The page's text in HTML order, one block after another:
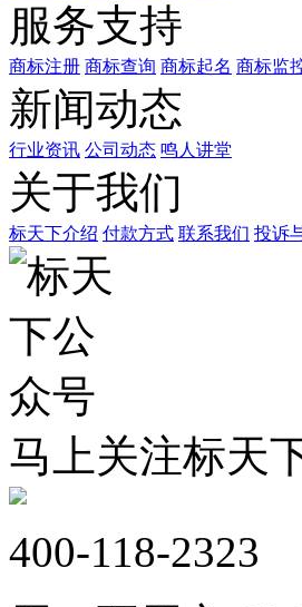
服务支持
商标注册 商标查询 商标起名 商标监
新闻动态
行业资讯 公司动态 鸣人讲堂
关于我们
标天下介绍 付款方式 联系我们 投诉
马上关注标天
400-118-2323